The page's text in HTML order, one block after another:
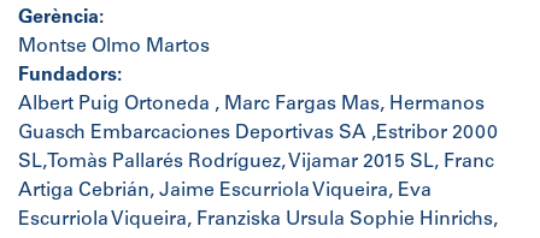
Gerència:
Montse Olmo Martos
Fundadors:
Albert Puig Ortoneda , Marc Fargas Mas, Hermanos
Guasch Embarcaciones Deportivas SA ,Estribor 2000
SL,Tomàs Pallarés Rodríguez, Vijamar 2015 SL, Franc
Artiga Cebrián, Jaime Escurriola Viqueira, Eva
Escurriola Viqueira, Franziska Ursula Sophie Hinrichs,